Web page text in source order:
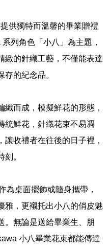
供獨特而溫馨的畢業贈禮
列角色「小八」為主題，
緻的針織工藝，不僅能表達
的紀念品。
而成，模擬鮮花的形態，
統鮮花，針織花束不易凋
收禮者在往後的日子裡，
。
為桌面擺飾或隨身攜帶，
雅，更襯托出小八的俏皮魅
。無論是送給畢業生、朋
小八畢業花束都能傳達